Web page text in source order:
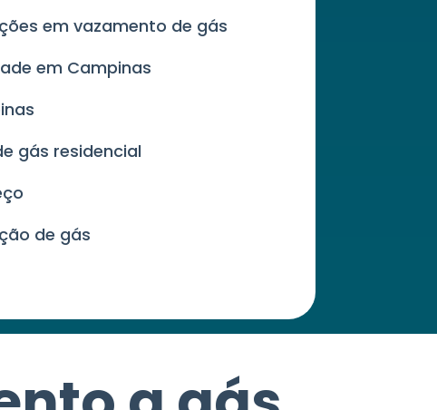
em vazamento de gás
em Campinas
gás residencial
de gás